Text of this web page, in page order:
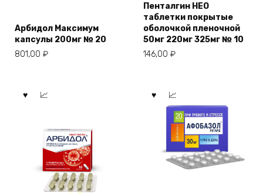
Арбидол Максимум
капсулы 200мг № 20
801,00 ₽
Пенталгин НЕО
таблетки покрытые
оболочкой пленочной
50мг 220мг 325мг № 10
146,00 ₽